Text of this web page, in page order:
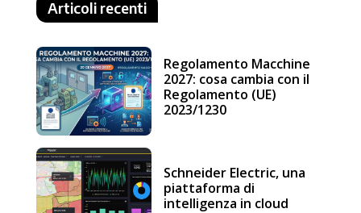
Articoli recenti
Regolamento Macchine
2027: cosa cambia con il
Regolamento (UE)
2023/1230
Schneider Electric, una
piattaforma di
intelligenza in cloud